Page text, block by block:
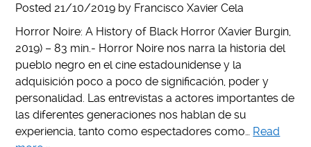
Posted 21/10/2019 by Francisco Xavier Cela
Horror Noire: A History of Black Horror (Xavier Burgin,
2019) – 83 min.- Horror Noire nos narra la historia del
pueblo negro en el cine estadounidense y la
adquisición poco a poco de significación, poder y
personalidad. Las entrevistas a actores importantes de
las diferentes generaciones nos hablan de su
experiencia, tanto como espectadores como… Read